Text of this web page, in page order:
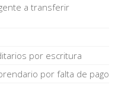
a transferir
por escritura
por falta de pago